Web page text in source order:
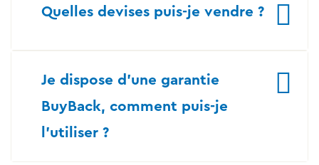
Quelles devises puis-je vendre ?
Je dispose d’une garantie
BuyBack, comment puis-je
l’utiliser ?